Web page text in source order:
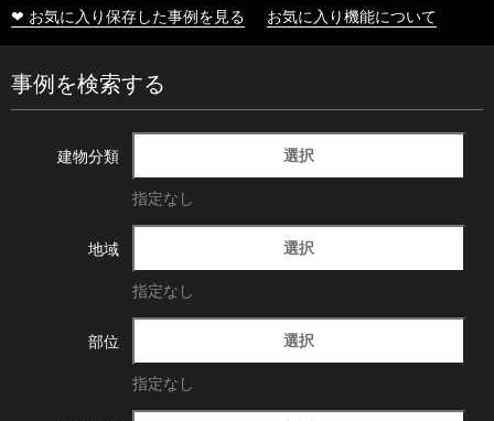
❤ お気に入り保存した事例を見る お気に入り機能について
事例を検索する
建物分類 選択
指定なし
地域 選択
指定なし
部位 選択
指定なし